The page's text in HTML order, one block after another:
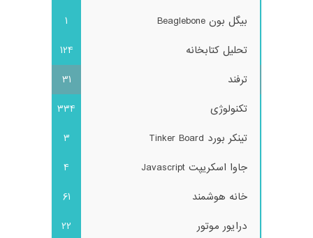
بیگل بون Beaglebone
1
تحلیل کتابخانه
124
ترفند
31
تکنولوژی
334
تینکر بورد Tinker Board
3
جاوا اسکریپت Javascript
4
خانه هوشمند
61
درایور موتور
22